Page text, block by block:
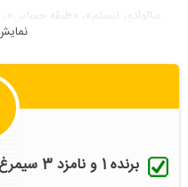
سالوادور نیستم»، «طبقه
هستند که موفقیتشان در گیشه
محبوبیت رضا عطاران هستند.
رضا عطاران بیستم اردیبهشت 1347 در یکی از محله‌های قدیمی
برنده 1 و نامزد 3 سیمرغ بلورین از جشنواره فیلم فجر